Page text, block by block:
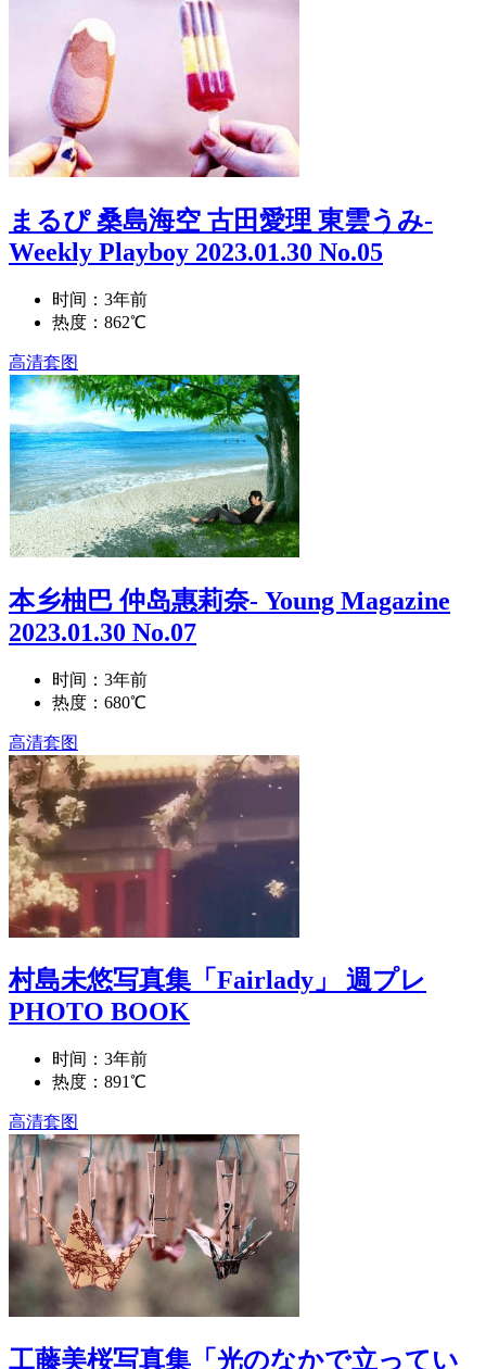
まるぴ 桑島海空 古田愛理 東雲うみ-
Weekly Playboy 2023.01.30 No.05
时间：3年前
热度：862℃
高清套图
本乡柚巴 仲岛惠莉奈- Young Magazine
2023.01.30 No.07
时间：3年前
热度：680℃
高清套图
村島未悠写真集「Fairlady」 週プレ
PHOTO BOOK
时间：3年前
热度：891℃
高清套图
工藤美桜写真集「光のなかで立ってい